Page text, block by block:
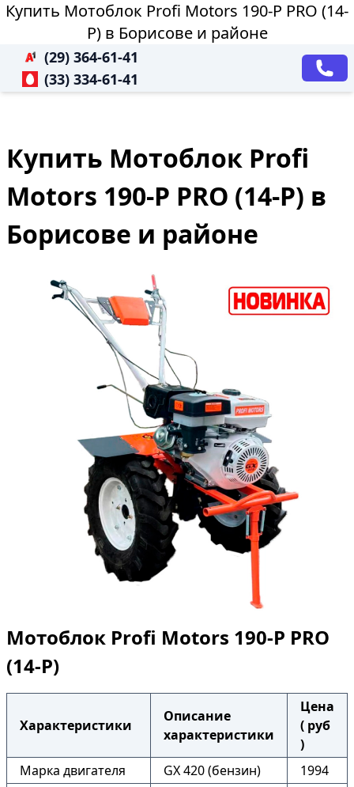
Купить Мотоблок Profi Motors 190-P PRO (14-
P) в Борисове и районе
(29) 364-61-41
(33) 334-61-41
Купить Мотоблок Profi
Motors 190-P PRO (14-P) в
Борисове и районе
Мотоблок Profi Motors 190-P PRO
(14-P)
Характеристики
Описание
характеристики
Цена
( руб
)
Марка двигателя
GX 420 (бензин)
1994